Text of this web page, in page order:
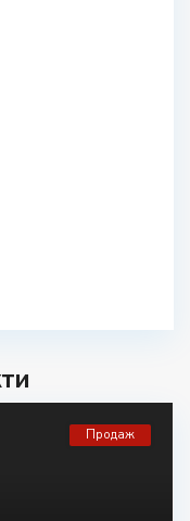
Продаж